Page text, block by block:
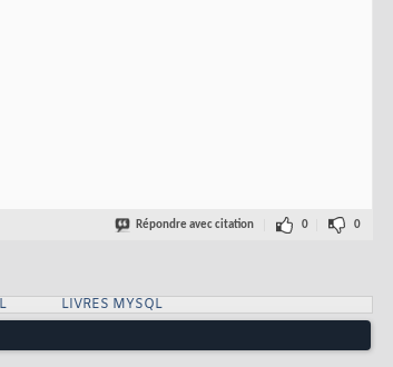
Répondre avec citation 0 0
LIVRES MYSQL